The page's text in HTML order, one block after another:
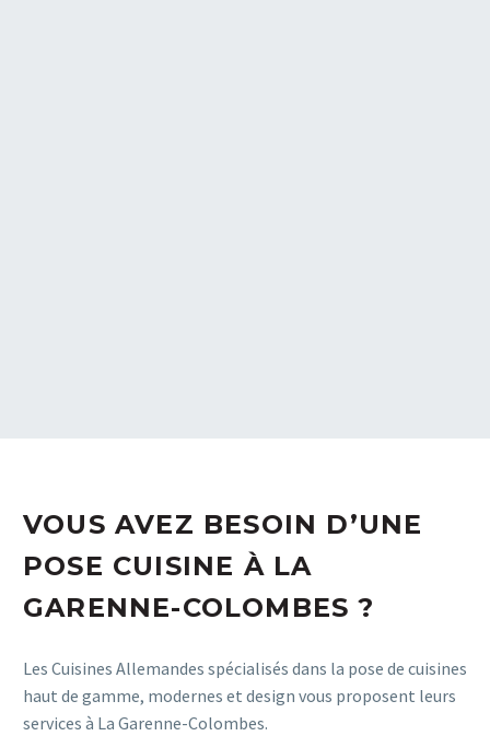
VOUS AVEZ BESOIN D’UNE
POSE CUISINE À LA
GARENNE-COLOMBES ?
Les Cuisines Allemandes spécialisés dans la pose de cuisines
haut de gamme, modernes et design vous proposent leurs
services à La Garenne-Colombes.